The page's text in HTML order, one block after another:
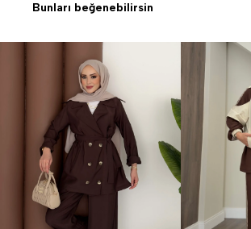
Bunları beğenebilirsin